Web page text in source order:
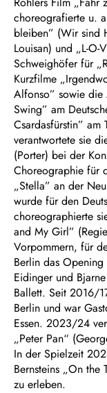
choreografierte u.
bleiben” (Wir sind
Louisan) und „L-O-
Schweighöfer für
Kurzfilme
Alfonso” sowie die
Swing” am
Csardasfürstin”
verantwortete sie
(Porter) bei der
Choreographie für
„Stella” an der
wurde für den
choreographierte
and My Girl”
Vorpommern, für
Berlin das Opening
Eidinger und
Ballett. Seit 2016/
Berlin und war
Essen. 2023/24
„Peter Pan“
In der Spielzeit
Bernsteins „On the
zu erleben.